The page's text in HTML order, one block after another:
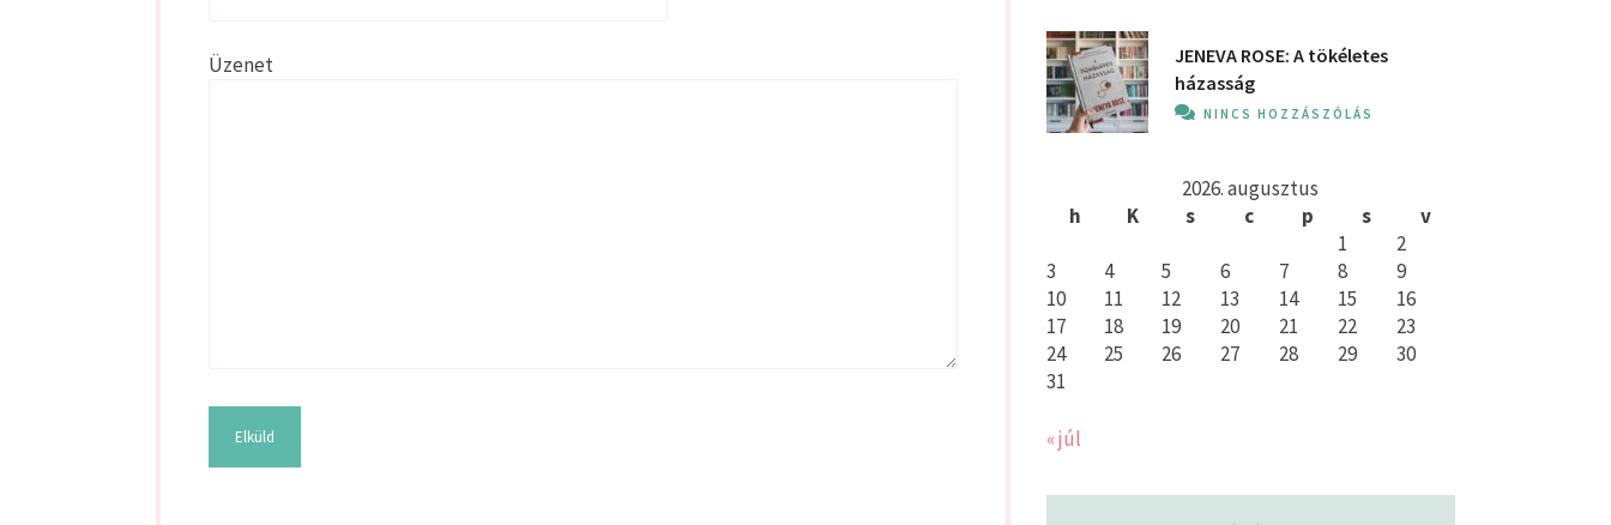
Üzenet
JENEVA ROSE: A ​tökéletes
házasság
NINCS HOZZÁSZÓLÁS
2026. augusztus
h
K s c p s
v
1
2
3
4 5 6 7 8
9
10
11 12 13 14 15
16
17
18 19 20 21 22
23
24
25 26 27 28 29
30
31
« júl